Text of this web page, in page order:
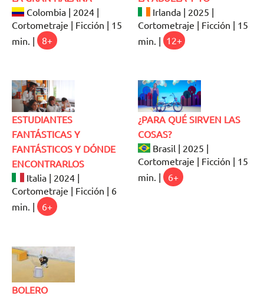
Colombia | 2024 |
Cortometraje | Ficción | 15
min. |
8+
Irlanda | 2025 |
Cortometraje | Ficción | 15
min. | 12+
ESTUDIANTES
FANTÁSTICAS Y
FANTÁSTICOS Y DÓNDE
ENCONTRARLOS
Italia | 2024 |
Cortometraje | Ficción | 6
min. |
6+
¿PARA QUÉ SIRVEN LAS
COSAS?
Brasil | 2025 |
Cortometraje | Ficción | 15
min. |
6+
BOLERO